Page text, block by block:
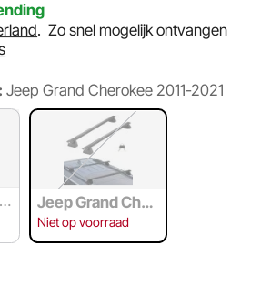
.Zo snel mogelijk ontvangen
Jeep Grand Cherokee 2011-2021
Jeep Grand Cher
okee 2011-2021
Niet op voorraad